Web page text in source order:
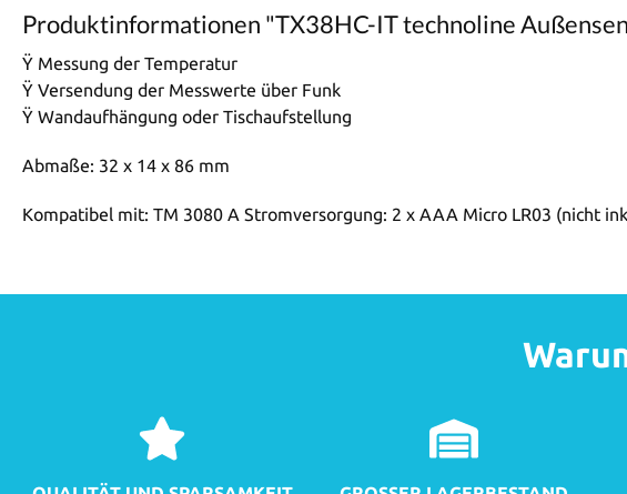
Produktinformationen "TX38HC-IT technoline
Ÿ Messung der Temperatur
Ÿ Versendung der Messwerte über Funk
Ÿ Wandaufhängung oder Tischaufstellung
Abmaße: 32 x 14 x 86 mm
Kompatibel mit: TM 3080 A Stromversorgung: 2 x AAA Micro LR03 (nicht